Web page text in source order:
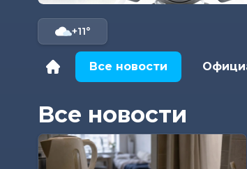
+11°
Все новости
Все новости